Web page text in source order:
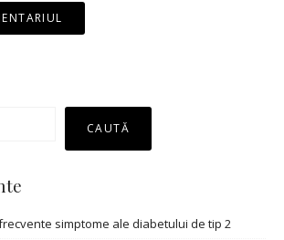
CAUTĂ
simptome ale diabetului de tip 2